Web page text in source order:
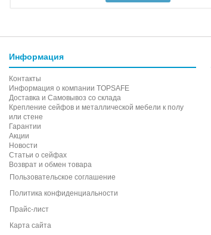
Информация
Контакты
Информация о компании TOPSAFE
Доставка и Самовывоз со склада
Крепление сейфов и металлической мебели к полу
или стене
Гарантии
Акции
Новости
Статьи о сейфах
Возврат и обмен товара
Пользовательское соглашение
Политика конфиденциальности
Прайс-лист
Карта сайта